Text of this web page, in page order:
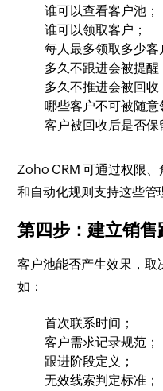
谁可以查看客户池；
谁可以领取客户；
每人最多领取多少客
多久不跟进会被提醒
多久不推进会被回收
哪些客户不可被随意
客户被回收后是否保
Zoho CRM 可通过权限
和自动化规则支持这些管
第四步：建立销售
客户池能否产生效果，取
如：
首次联系时间；
客户需求记录规范；
跟进阶段定义；
无效线索判定标准；